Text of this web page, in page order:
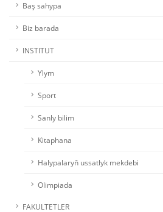
Baş sahypa
Biz barada
INSTITUT
Ylym
Sport
Sanly bilim
Kitaphana
Halypalaryň ussatlyk mekdebi
Olimpiada
FAKULTETLER